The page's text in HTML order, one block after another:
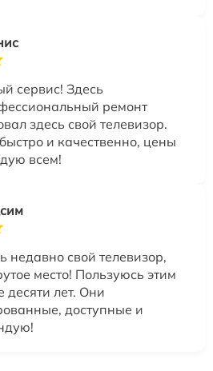
сервис! Здесь
ремонт
здесь свой телевизор.
и качественно, цены
всем!
недавно свой телевизор,
место! Пользуюсь этим
десяти лет. Они
доступные и